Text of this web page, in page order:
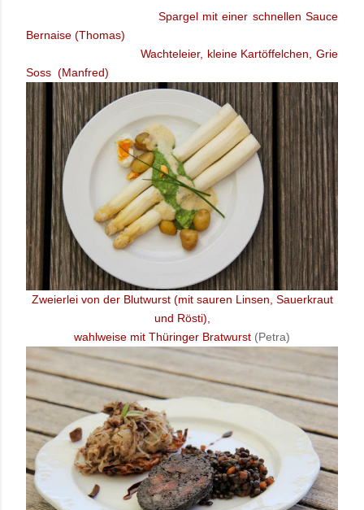
Spargel mit einer schnellen Sauce
Bernaise (Thomas)
Wachteleier, kleine Kartöffelchen, Grie
Soss (Manfred)
Zweierlei von der Blutwurst (mit sauren Linsen, Sauerkraut
und Rösti),
wahlweise mit Thüringer Bratwurst (Petra)